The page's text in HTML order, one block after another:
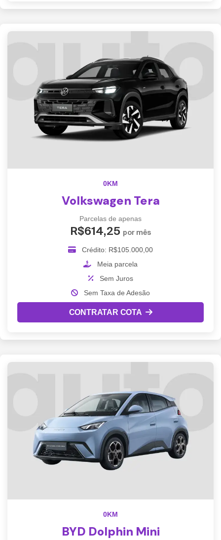
0KM
Volkswagen Tera
Parcelas de apenas
R$614,25 por mês
Crédito: R$105.000,00
Meia parcela
Sem Juros
Sem Taxa de Adesão
CONTRATAR COTA
0KM
BYD Dolphin Mini